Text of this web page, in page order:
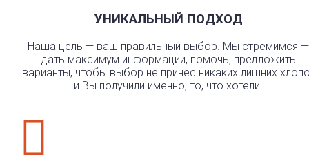
УНИКАЛЬНЫЙ ПОДХОД
Наша цель — ваш правильный выбор. Мы стремимся —
дать максимум информации, помочь, предложить
варианты, чтобы выбор не принес никаких лишних
и Вы получили именно, то, что хотели.
